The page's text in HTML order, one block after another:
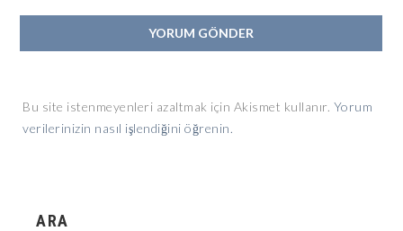
Bu site istenmeyenleri azaltmak için Akismet kullanır. Yorum
verilerinizin nasıl işlendiğini öğrenin.
ARA